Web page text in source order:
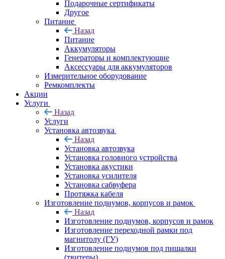
Подарочные сертификаты
Другое
Питание
Назад
Питание
Аккумуляторы
Генераторы и комплектующие
Аксессуары для аккумуляторов
Измерительное оборудование
Ремкомплекты
Акции
Услуги
Назад
Услуги
Установка автозвука
Назад
Установка автозвука
Установка головного устройства
Установка акустики
Установка усилителя
Установка сабвуфера
Протяжка кабеля
Изготовление подиумов, корпусов и рамок
Назад
Изготовление подиумов, корпусов и рамок
Изготовление переходной рамки под
магнитолу (ГУ)
Изготовление подиумов под пищалки
(твитеры)